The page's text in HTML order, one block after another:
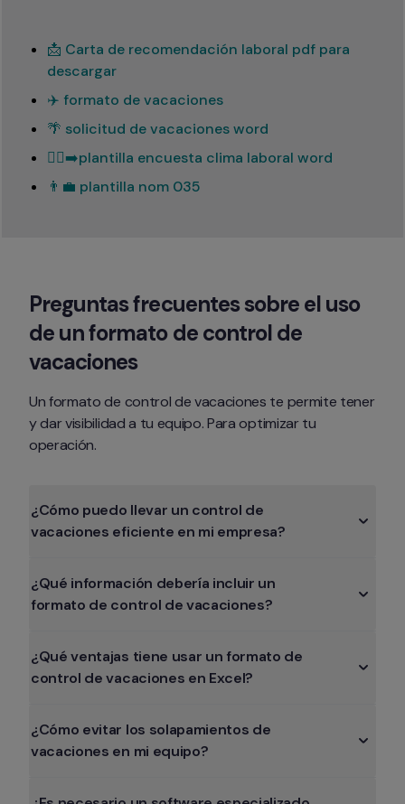
📩 Carta de recomendación laboral pdf para
descargar
✈️ formato de vacaciones
🌴 solicitud de vacaciones word
🏃‍♂️‍➡️plantilla encuesta clima laboral word
👨‍💼 plantilla nom 035
Preguntas frecuentes sobre el uso
de un formato de control de
vacaciones
Un formato de control de vacaciones te permite tener
y dar visibilidad a tu equipo. Para optimizar tu
operación.
¿Cómo puedo llevar un control de
vacaciones eficiente en mi empresa?
¿Qué información debería incluir un
formato de control de vacaciones?
¿Qué ventajas tiene usar un formato de
control de vacaciones en Excel?
¿Cómo evitar los solapamientos de
vacaciones en mi equipo?